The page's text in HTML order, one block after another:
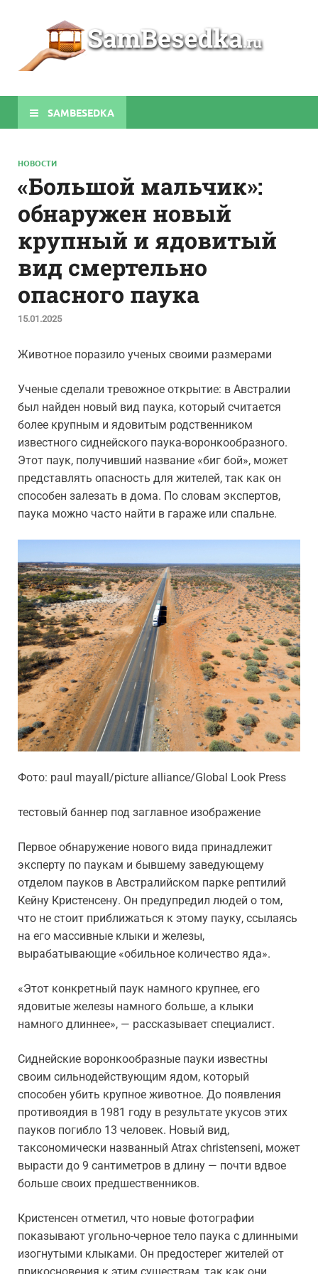
SAMBESEDKA
НОВОСТИ
«Большой мальчик»:
обнаружен новый
крупный и ядовитый
вид смертельно
опасного паука
15.01.2025
Животное поразило ученых своими размерами
Ученые сделали тревожное открытие: в Австралии
был найден новый вид паука, который считается
более крупным и ядовитым родственником
известного сиднейского паука-воронкообразного.
Этот паук, получивший название «биг бой», может
представлять опасность для жителей, так как он
способен залезать в дома. По словам экспертов,
паука можно часто найти в гараже или спальне.
Фото: paul mayall/picture alliance/Global Look Press
тестовый баннер под заглавное изображение
Первое обнаружение нового вида принадлежит
эксперту по паукам и бывшему заведующему
отделом пауков в Австралийском парке рептилий
Кейну Кристенсену. Он предупредил людей о том,
что не стоит приближаться к этому пауку, ссылаясь
на его массивные клыки и железы,
вырабатывающие «обильное количество яда».
«Этот конкретный паук намного крупнее, его
ядовитые железы намного больше, а клыки
намного длиннее», — рассказывает специалист.
Сиднейские воронкообразные пауки известны
своим сильнодействующим ядом, который
способен убить крупное животное. До появления
противоядия в 1981 году в результате укусов этих
пауков погибло 13 человек. Новый вид,
таксономически названный Atrax christenseni, может
вырасти до 9 сантиметров в длину — почти вдвое
больше своих предшественников.
Кристенсен отметил, что новые фотографии
показывают угольно-черное тело паука с длинными
изогнутыми клыками. Он предостерег жителей от